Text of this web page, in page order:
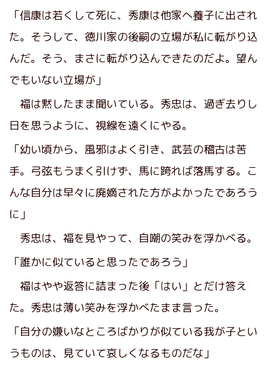
「信康は若くして死に、秀康は他家へ養子に出され
た。そうして、徳川家の後嗣の立場が私に転がり込
んだ。そう、まさに転がり込んできたのだよ。望ん
でもいない立場が」
福は黙したまま聞いている。秀忠は、過ぎ去りし
日を思うように、視線を遠くにやる。
「幼い頃から、風邪はよく引き、武芸の稽古は苦
手。弓弦もうまく引けず、馬に跨れば落馬する。こ
んな自分は早々に廃嫡された方がよかったであろう
に」
秀忠は、福を見やって、自嘲の笑みを浮かべる。
「誰かに似ていると思ったであろう」
福はやや返答に詰まった後「はい」とだけ答え
た。秀忠は薄い笑みを浮かべたまま言った。
「自分の嫌いなところばかりが似ている我が子とい
うものは、見ていて哀しくなるものだな」